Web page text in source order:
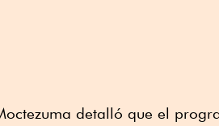
detalló que el